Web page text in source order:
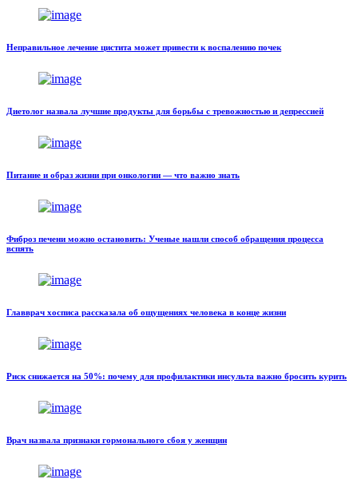
Неправильное лечение цистита может привести к воспалению почек
Диетолог назвала лучшие продукты для борьбы с тревожностью и депрессией
Питание и образ жизни при онкологии — что важно знать
Фиброз печени можно остановить: Ученые нашли способ обращения процесса
вспять
Главврач хосписа рассказала об ощущениях человека в конце жизни
Риск снижается на 50%: почему для профилактики инсульта важно бросить курить
Врач назвала признаки гормонального сбоя у женщин